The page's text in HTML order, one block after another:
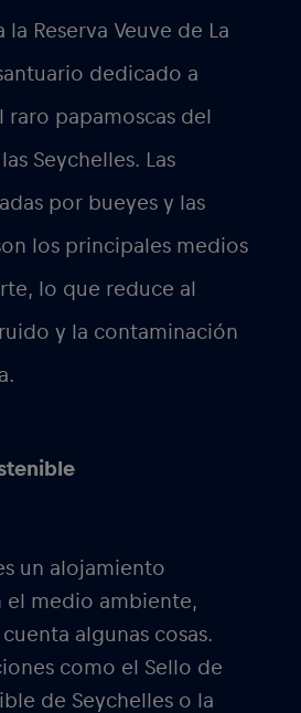
la Reserva Veuve de La
dedicado a
raro papamoscas del
Seychelles. Las
por bueyes y las
los principales medios
lo que reduce al
y la contaminación
un alojamiento
el medio ambiente,
algunas cosas.
como el Sello de
de Seychelles o la